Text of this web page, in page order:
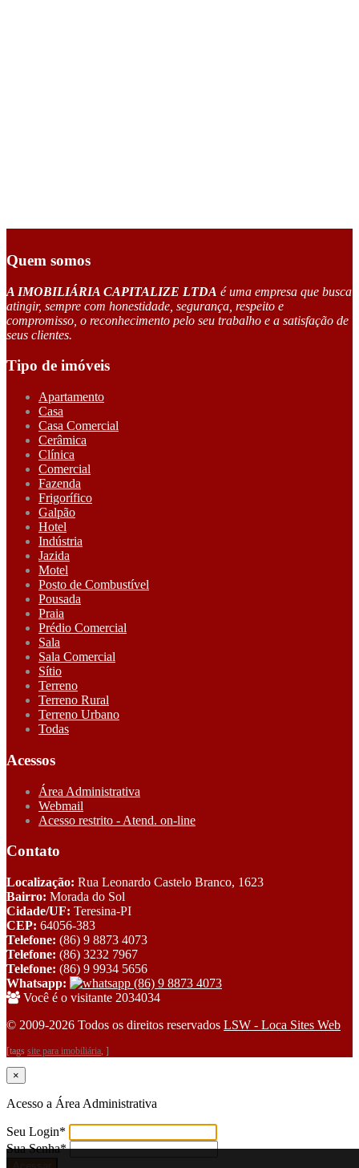
Quem somos
A IMOBILIÁRIA CAPITALIZE LTDA é uma empresa que busca
atingir, sempre com honestidade, segurança, respeito e
compromisso, o reconhecimento pelo seu trabalho e a satisfação de
seus clientes.
Tipo de imóveis
Apartamento
Casa
Casa Comercial
Cerâmica
Clínica
Comercial
Fazenda
Frigorífico
Galpão
Hotel
Indústria
Jazida
Motel
Posto de Combustível
Pousada
Praia
Prédio Comercial
Sala
Sala Comercial
Sítio
Terreno
Terreno Rural
Terreno Urbano
Todas
Acessos
Área Administrativa
Webmail
Acesso restrito - Atend. on-line
Contato
Localização: Rua Leonardo Castelo Branco, 1623
Bairro: Morada do Sol
Cidade/UF: Teresina-PI
CEP: 64056-383
Telefone: (86) 9 8873 4073
Telefone: (86) 3232 7967
Telefone: (86) 9 9934 5656
Whatsapp:
(86) 9 8873 4073
Você é o visitante 2034034
© 2009-2026 Todos os direitos reservados LSW - Loca Sites Web
[tags site para imobiliária, ]
×
Acesso a Área Administrativa
Seu Login*
Sua Senha*